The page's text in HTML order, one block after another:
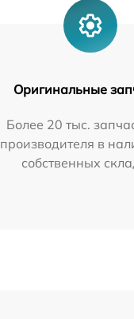
Оригинальные
Более 20 тыс.
производителя в
собственных